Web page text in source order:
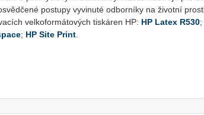
po­stu­py vy­vi­nu­té od­bor­ní­ky na ži­vot­ní
vel­ko­for­má­to­vých tis­ká­ren HP: HP Latex R530;
; HP Site Print